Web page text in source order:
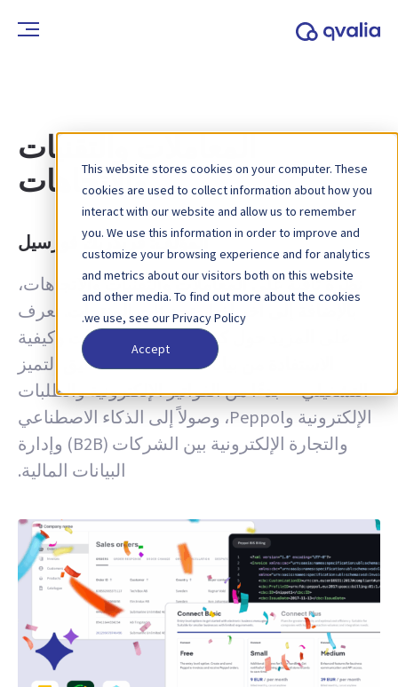
This website stores cookies on your computer. These
cookies are used to collect information about how you
interact with our website and allow us to remember
you. We use this information in order to improve and
customize your browsing experience and for analytics
and metrics about our visitors both on this website
and other media. To find out more about the cookies
we use, see our Privacy Policy.
Accept
المعاملات والتقنيات
والاتجاهات
فريدريك فورسيل
نظرة ثاقبة على المعاملات والتقنيات والاتجاهات،
بالإضافة إلى آخر أخبار تحديثات المنتجات. تعرف
على المزيد حول كيفية تحسين العمليات وكيفية
الاستفادة من بيانات المعاملات لتحقيق التميز
التشغيلي — بدءًا من الفواتير الإلكترونية والطلبات
الإلكترونية وPeppol، وصولاً إلى الذكاء الاصطناعي
والتجارة الإلكترونية بين الشركات (B2B) وإدارة
البيانات المالية.